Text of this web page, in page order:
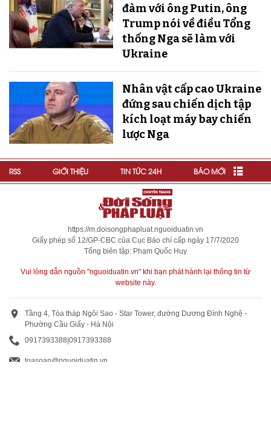
đàm với ông Putin, ông
Trump nói về điều Tổng
thống Nga sẽ làm với
Ukraine
Nhân vật cấp cao Ukraine
đứng sau chiến dịch tập
kích loạt máy bay chiến
lược Nga
RSS GIỚI THIỆU TIN TỨC 24H BÁO MỚI
https://m.doisongphapluat.nguoiduatin.vn
Giấy phép số 12/GP-CBC của Cục Báo chí cấp ngày 17/7/2020
Tổng biên tập: Phạm Quốc Huy
Vui lòng dẫn nguồn "nguoiduatin.vn" khi bạn phát hành lại thông tin từ
website này.
Tầng 4, Tòa tháp Ngôi Sao - Star Tower, đường Dương Đình Nghệ -
Phường Cầu Giấy - Hà Nội
0917393388|0917393388
toasoan@nguoiduatin.vn